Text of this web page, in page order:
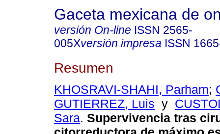
Gaceta mexicana de
versión On-line ISSN 2565-
005Xversión impresa ISSN
Resumen
KHOSRAVI-SHAHI, Parham;
GUTIERREZ, Luis y
Sara. Supervivencia tras